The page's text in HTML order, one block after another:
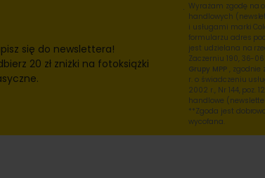
się do newslettera!
20 zł zniżki na fotoksiążki
Wyrażam zgodę na
handlowych
i usługami marki
formularzu adres
jest udzielana na
Zaczerniu 190, 36-
Grupy MPP, zgodnie
r. o świadczeniu
2002 r., Nr 144, poz.
handlowe
**Zgoda jest
wycofana.